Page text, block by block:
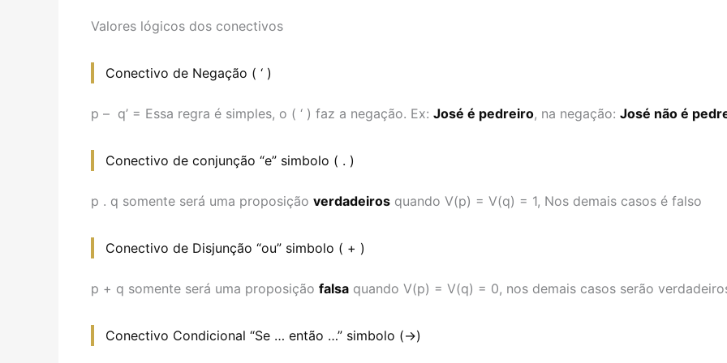
Valores lógicos dos conectivos
Conectivo de Negação ( ‘ )
p – q’ = Essa regra é simples, o ( ‘ ) faz a negação. Ex: José é pedreiro, na negação: José não é
Conectivo de conjunção “e” simbolo ( . )
p . q somente será uma proposição verdadeiros quando V(p) = V(q) = 1, Nos demais casos é falso
Conectivo de Disjunção “ou” simbolo ( + )
p + q somente será uma proposição falsa quando V(p) = V(q) = 0, nos demais casos serão
Conectivo Condicional “Se … então …” simbolo (→)